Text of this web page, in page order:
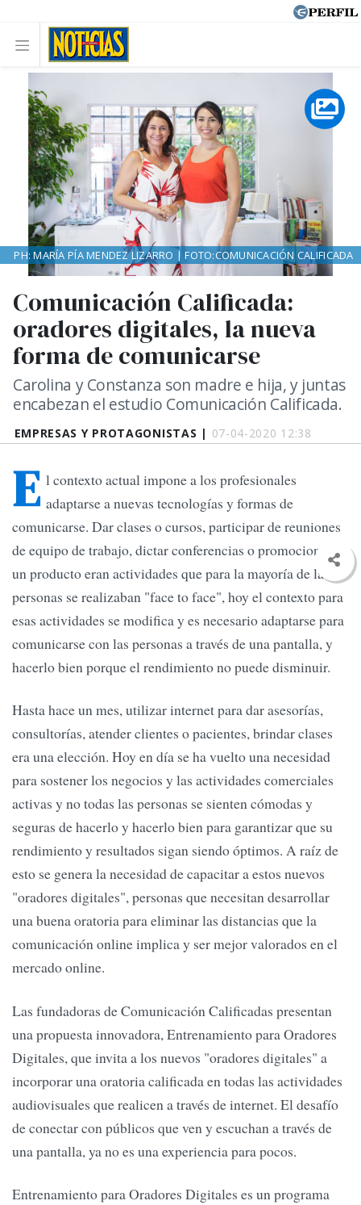
EMPRESAS Y PROTAGONISTAS | 07-04-2020 12:38
Comunicación Calificada:
oradores digitales, la nueva
forma de comunicarse
Carolina y Constanza son madre e hija, y juntas
encabezan el estudio Comunicación Calificada.
PH: MARÍA PÍA MENDEZ LIZARRO | FOTO:COMUNICACIÓN CALIFICADA
E l contexto actual impone a los profesionales
adaptarse a nuevas tecnologías y formas de
comunicarse. Dar clases o cursos, participar de reuniones
de equipo de trabajo, dictar conferencias o promocionar
un producto eran actividades que para la mayoría de las
personas se realizaban "face to face", hoy el contexto para
esas actividades se modifica y es necesario adaptarse para
comunicarse con las personas a través de una pantalla, y
hacerlo bien porque el rendimiento no puede disminuir.
Hasta hace un mes, utilizar internet para dar asesorías,
consultorías, atender clientes o pacientes, brindar clases
era una elección. Hoy en día se ha vuelto una necesidad
para sostener los negocios y las actividades comerciales
activas y no todas las personas se sienten cómodas y
seguras de hacerlo y hacerlo bien para garantizar que su
rendimiento y resultados sigan siendo óptimos. A raíz de
esto se genera la necesidad de capacitar a estos nuevos
"oradores digitales", personas que necesitan desarrollar
una buena oratoria para eliminar las distancias que la
comunicación online implica y ser mejor valorados en el
mercado online.
Las fundadoras de Comunicación Calificadas presentan
una propuesta innovadora, Entrenamiento para Oradores
Digitales, que invita a los nuevos "oradores digitales" a
incorporar una oratoria calificada en todas las actividades
audiovisuales que realicen a través de internet. El desafío
de conectar con públicos que ven y escuchan a través de
una pantalla, ya no es una experiencia para pocos.
Entrenamiento para Oradores Digitales es un programa